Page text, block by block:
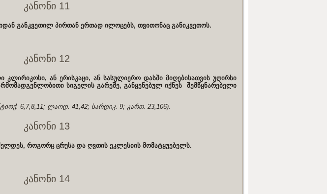
კანონი 11
განკვეთილ პირთან ერთად ილოცებს, თვითონაც განიკვეთოს.
კანონი 12
კლირიკოსი, ან ერისკაცი, ან სასულიერო დასში მიღებისათვის უღირსი
სიგელის გარეშე, განყენებულ იქნეს შემწყნარებელი
6,7,8,11; ლაოდ. 41,42; სარდიკ. 9; კართ. 23,106).
კანონი 13
როგორც ცრუსა და ღვთის ეკლესიის მომატყუებელს.
კანონი 14